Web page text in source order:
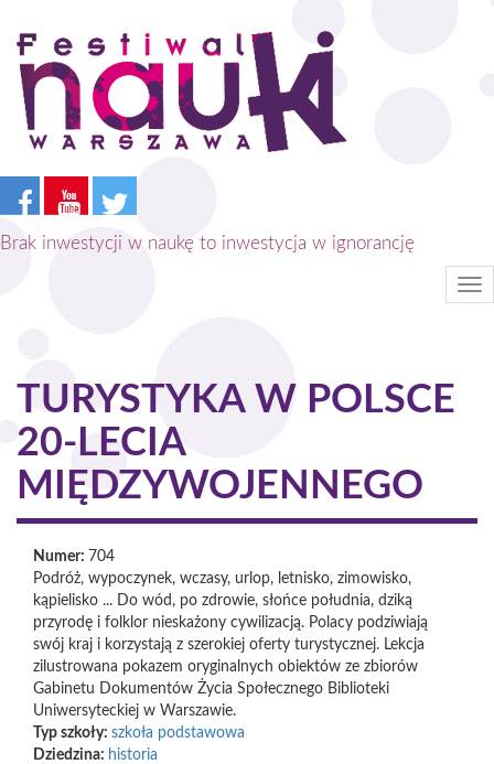
Przejdź
treści
Brak inwestycji w naukę to inwestycja w ignorancję
TURYSTYKA W POLSCE
20-LECIA
MIĘDZYWOJENNEGO
Numer: 704
Podróż, wypoczynek, wczasy, urlop, letnisko, zimowisko,
kąpielisko ... Do wód, po zdrowie, słońce południa, dziką
przyrodę i folklor nieskażony cywilizacją. Polacy podziwiają
swój kraj i korzystają z szerokiej oferty turystycznej. Lekcja
zilustrowana pokazem oryginalnych obiektów ze zbiorów
Gabinetu Dokumentów Życia Społecznego Biblioteki
Uniwersyteckiej w Warszawie.
Typ szkoły: szkoła podstawowa
Dziedzina: historia